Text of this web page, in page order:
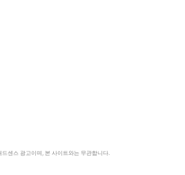
센스 광고이며, 본 사이트와는 무관합니다.